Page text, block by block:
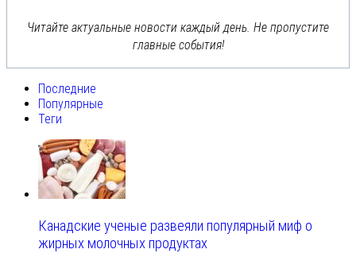
Читайте актуальные новости каждый день. Не пропустите
главные события!
Последние
Популярные
Теги
Канадские ученые развеяли популярный миф о
жирных молочных продуктах